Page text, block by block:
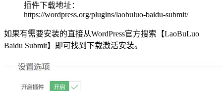
插件下载地址：
https://wordpress.org/plugins/laobuluo-baidu-submit/
如果有需要安装的直接从WordPress官方搜索【LaoBuLuo
Baidu Submit】即可找到下载激活安装。